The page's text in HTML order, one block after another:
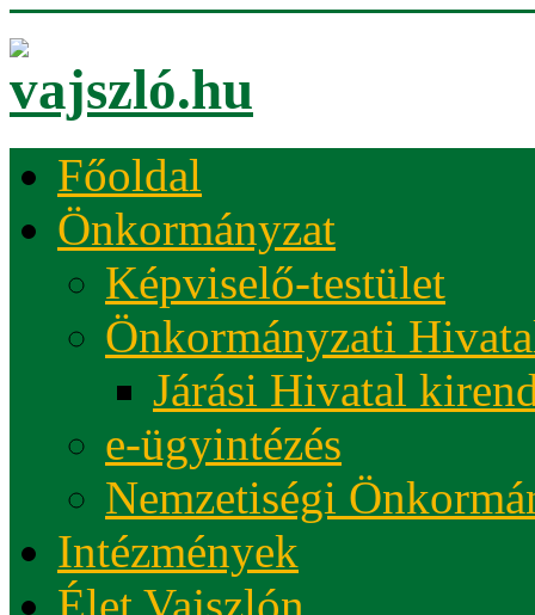
Főoldal
Önkormányzat
Képviselő-testület
Önkormányzati
Járási Hivatal
e-ügyintézés
Nemzetiségi
Intézmények
Élet Vajszlón